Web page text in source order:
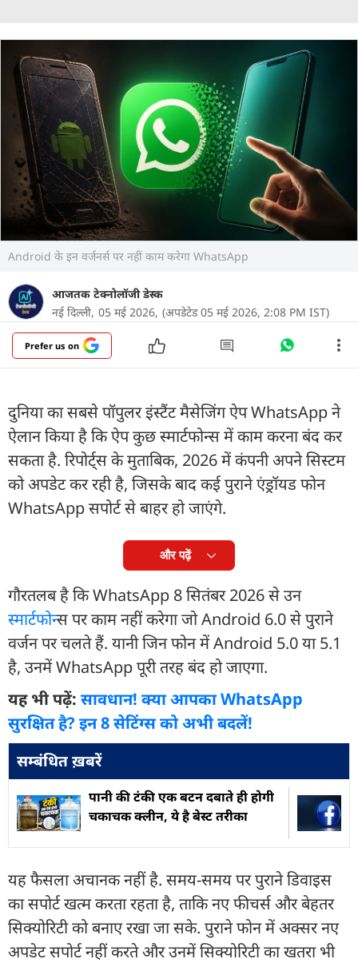
Android के इन वर्जनर्स पर नहीं काम करेगा WhatsApp
आजतक टेक्नोलॉजी डेस्क
नई दिल्ली, 05 मई 2026, (अपडेटेड 05 मई 2026, 2:08 PM IST)
Prefer us on
दुनिया का सबसे पॉपुलर इंस्टैंट मैसेजिंग ऐप WhatsApp ने
ऐलान किया है कि ऐप कुछ स्मार्टफोन्स में काम करना बंद कर
सकता है. रिपोर्ट्स के मुताबिक, 2026 में कंपनी अपने सिस्टम
को अपडेट कर रही है, जिसके बाद कई पुराने एंड्रॉयड फोन
WhatsApp सपोर्ट से बाहर हो जाएंगे.
और पढ़ें
गौरतलब है कि WhatsApp 8 सितंबर 2026 से उन
स्मार्टफोन्स पर काम नहीं करेगा जो Android 6.0 से पुराने
वर्जन पर चलते हैं. यानी जिन फोन में Android 5.0 या 5.1
है, उनमें WhatsApp पूरी तरह बंद हो जाएगा.
यह भी पढ़ें: सावधान! क्या आपका WhatsApp
सुरक्षित है? इन 8 सेटिंग्स को अभी बदलें!
सम्बंधित ख़बरें
पानी की टंकी एक बटन दबाते ही होगी
चकाचक क्लीन, ये है बेस्ट तरीका
यह फैसला अचानक नहीं है. समय-समय पर पुराने डिवाइस
का सपोर्ट खत्म करता रहता है, ताकि नए फीचर्स और बेहतर
सिक्योरिटी को बनाए रखा जा सके. पुराने फोन में अक्सर नए
अपडेट सपोर्ट नहीं करते और उनमें सिक्योरिटी का खतरा भी